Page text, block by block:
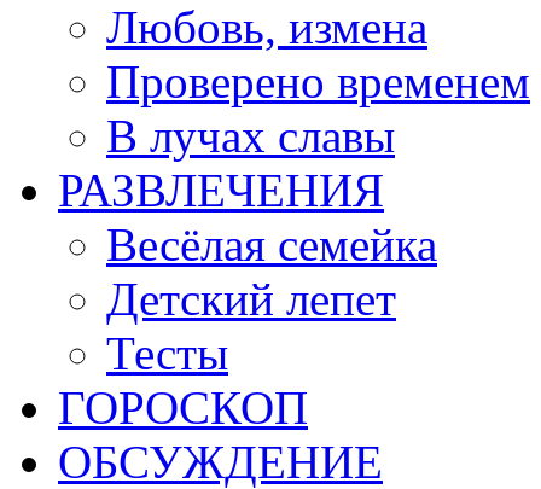
Любовь, измена
Проверено временем
В лучах славы
РАЗВЛЕЧЕНИЯ
Весёлая семейка
Детский лепет
Тесты
ГОРОСКОП
ОБСУЖДЕНИЕ